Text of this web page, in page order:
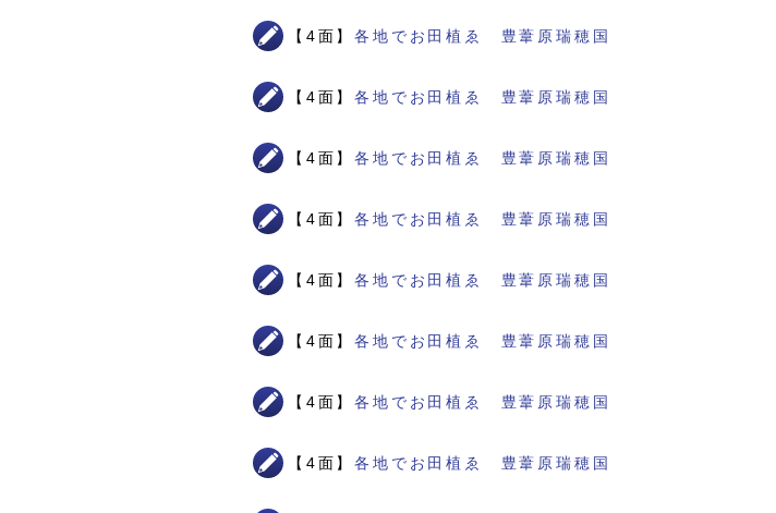
【4面】各地でお田植ゑ 豊葦原瑞穂国
【4面】各地でお田植ゑ 豊葦原瑞穂国
【4面】各地でお田植ゑ 豊葦原瑞穂国
【4面】各地でお田植ゑ 豊葦原瑞穂国
【4面】各地でお田植ゑ 豊葦原瑞穂国
【4面】各地でお田植ゑ 豊葦原瑞穂国
【4面】各地でお田植ゑ 豊葦原瑞穂国
【4面】各地でお田植ゑ 豊葦原瑞穂国